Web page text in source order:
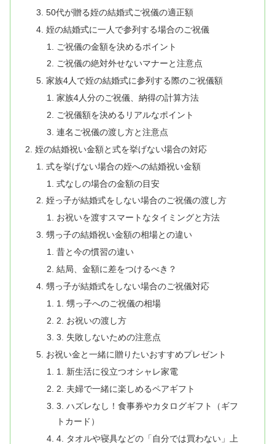
50代が贈る姪の結婚式ご祝儀の適正額
姪の結婚式に一人で参列する場合のご祝儀
ご祝儀の金額を決めるポイント
ご祝儀の絶対外せないマナーと注意点
家族4人で姪の結婚式に参列する際のご祝儀額
家族4人分のご祝儀、納得の計算方法
ご祝儀額を決めるリアルなポイント
連名ご祝儀の渡し方と注意点
姪の結婚祝い金額と式を挙げない場合の対応
式を挙げない場合の姪への結婚祝い金額
式なしの場合の金額の目安
姪っ子が結婚式をしない場合のご祝儀の渡し方
お祝いを渡すスマートなタイミングと方法
甥っ子の結婚祝い金額の相場との違い
昔と今の慣習の違い
結局、金額に差をつけるべき？
甥っ子が結婚式をしない場合のご祝儀対応
1. 甥っ子へのご祝儀の相場
2. お祝いの渡し方
3. 失敗しないための注意点
お祝い金と一緒に贈りたいおすすめプレゼント
1. 新生活に役立つオシャレ家電
2. 夫婦で一緒に楽しめるペアギフト
3. ハズレなし！食事券やカタログギフト（ギフ
トカード）
4. タオルや寝具などの「自分では買わない」上